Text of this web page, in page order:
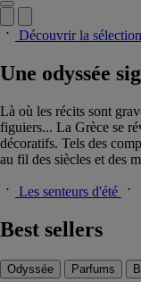
Découvrir la sélection
Une odyssée
Là où les récits sont
figuiers... La Grèce se
décoratifs. Tels des
au fil des siècles et des
Les senteurs d'été
Best sellers
Odyssée Parfums